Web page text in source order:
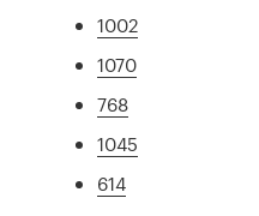
1002
1070
768
1045
614